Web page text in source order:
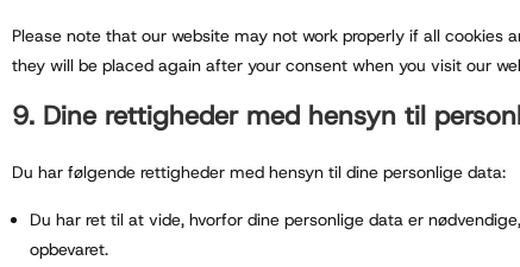
Please note that our website may not work properly if all cookies
they will be placed again after your consent when you visit our
9. Dine rettigheder med hensyn til
Du har følgende rettigheder med hensyn til dine personlige data:
Du har ret til at vide, hvorfor dine personlige data er
opbevaret.